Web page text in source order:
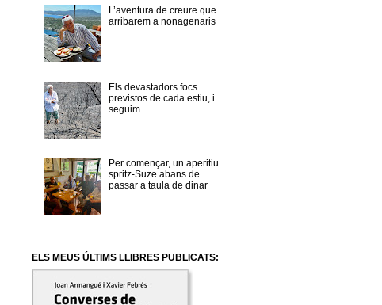
L’aventura de creure que
arribarem a nonagenaris
Els devastadors focs
previstos de cada estiu, i
seguim
Per començar, un aperitiu
spritz-Suze abans de
passar a taula de dinar
ELS MEUS ÚLTIMS LLIBRES PUBLICATS: